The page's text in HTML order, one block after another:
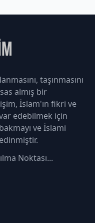
taşınmasını
almış bir
İslam'ın fikri ve
edebilmek için
ve İslami
Noktası...